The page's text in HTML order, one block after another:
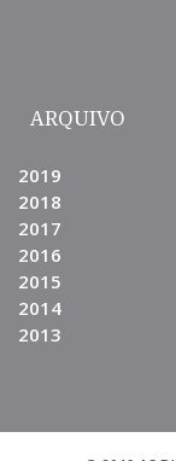
ARQUIVO
2019
2018
2017
2016
2015
2014
2013